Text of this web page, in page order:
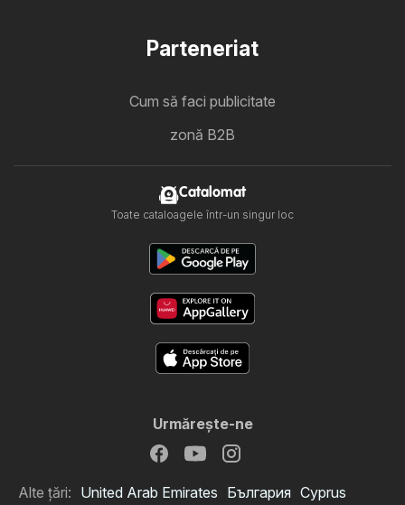
Parteneriat
Cum să faci publicitate
zonă B2B
Catalomat
Toate cataloagele într-un singur loc
Urmăreşte-ne
Alte țări: United Arab Emirates България Cyprus